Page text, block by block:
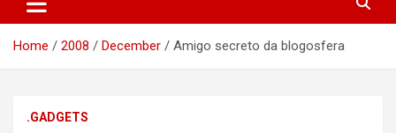
Home 2008 December Amigo secreto da blogosfera
.GADGETS